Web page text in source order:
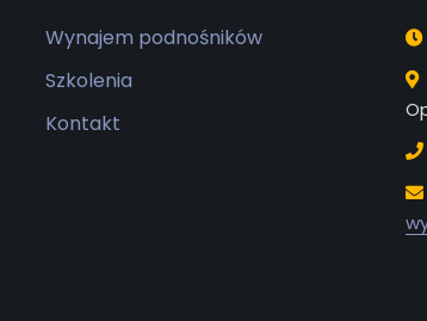
Wynajem podnośników
Szkolenia
Kontakt